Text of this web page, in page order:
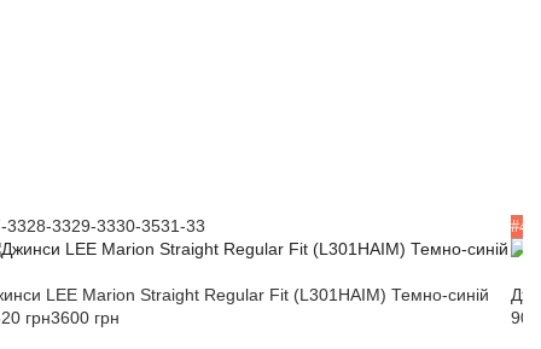
3328-3329-3330-3531-33
LEE Marion Straight Regular Fit (L301HAIM) Темно-синій
грн3600 грн
#4
25-